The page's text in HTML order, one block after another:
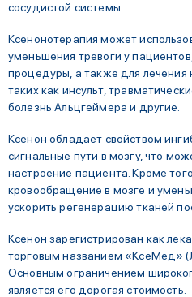
сосудистой системы.
Ксенонотерапия может
уменьшения тревоги у
процедуры, а также для лечения
таких как инсульт,
болезнь Альцгеймера и другие.
Ксенон обладает свойством
сигнальные пути в мозгу, что
настроение пациента. Кроме
кровообращение в мозге и
ускорить регенерацию тканей
Ксенон зарегистрирован как
торговым названием «КсеМед»
Основным ограничением
является его дорогая стоимость.